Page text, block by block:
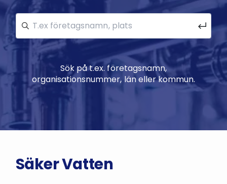
Sök på t.ex. företagsnamn,
organisationsnummer, län eller kommun.
Säker Vatten